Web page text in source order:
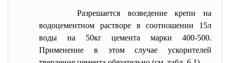
Разрешается возведение крепи на
водоцементном растворе в соотношении 15л
воды на 50кг цемента марки 400-500.
Применение в этом случае ускорителей